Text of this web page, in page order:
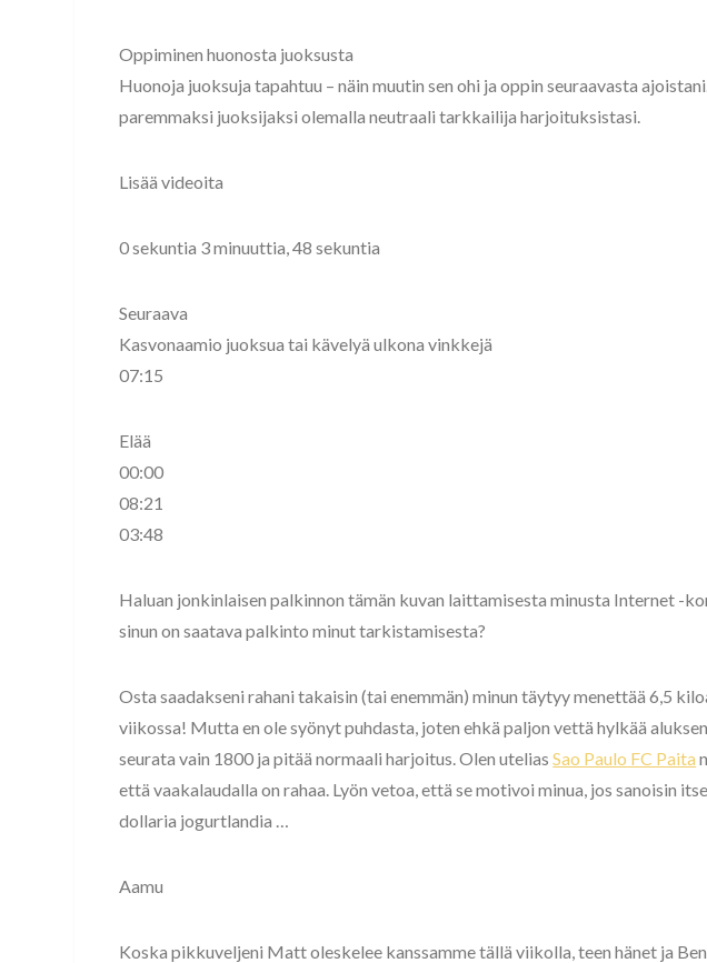
Oppiminen huonosta juoksusta
Huonoja juoksuja tapahtuu – näin muutin sen ohi ja oppin seuraavasta
paremmaksi juoksijaksi olemalla neutraali tarkkailija harjoituksistasi.
Lisää videoita
0 sekuntia 3 minuuttia, 48 sekuntia
Seuraava
Kasvonaamio juoksua tai kävelyä ulkona vinkkejä
07:15
Elää
00:00
08:21
03:48
Haluan jonkinlaisen palkinnon tämän kuvan laittamisesta minusta Internet -
sinun on saatava palkinto minut tarkistamisesta?
Osta saadakseni rahani takaisin (tai enemmän) minun täytyy menettää 6,5
viikossa! Mutta en ole syönyt puhdasta, joten ehkä paljon vettä hylkää
seurata vain 1800 ja pitää normaali harjoitus. Olen uteliasSao Paulo FC Paita
että vaakalaudalla on rahaa. Lyön vetoa, että se motivoi minua, jos sanoisin
dollaria jogurtlandia …
Aamu
Koska pikkuveljeni Matt oleskelee kanssamme tällä viikolla, teen hänet ja